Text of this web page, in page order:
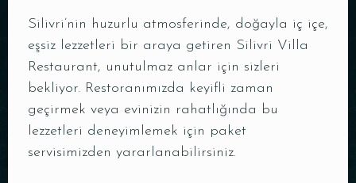
Silivri’nin huzurlu atmosferinde, doğayla iç içe,
eşsiz lezzetleri bir araya getiren Silivri Villa
Restaurant, unutulmaz anlar için sizleri
bekliyor. Restoranımızda keyifli zaman
geçirmek veya evinizin rahatlığında bu
lezzetleri deneyimlemek için paket
servisimizden yararlanabilirsiniz.